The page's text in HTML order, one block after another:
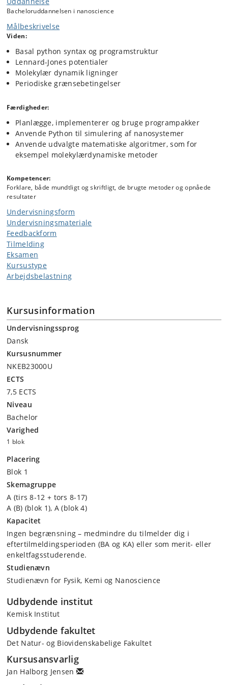
Bacheloruddannelsen i nanoscience
Målbeskrivelse
Viden:
Basal python syntax og programstruktur
Lennard-Jones potentialer
Molekylær dynamik ligninger
Periodiske grænsebetingelser
Færdigheder:
Planlægge, implementerer og bruge programpakker
Anvende Python til simulering af nanosystemer
Anvende udvalgte matematiske algoritmer, som for
eksempel molekylærdynamiske metoder
Kompetencer:
Forklare, både mundtligt og skriftligt, de brugte metoder og opnåede
resultater
Undervisningsform
Undervisningsmateriale
Feedbackform
Tilmelding
Eksamen
Kursustype
Arbejdsbelastning
Kursusinformation
Undervisningssprog
Dansk
Kursusnummer
NKEB23000U
ECTS
7,5 ECTS
Niveau
Bachelor
Varighed
1 blok
Placering
Blok 1
Skemagruppe
A (tirs 8-12 + tors 8-17)
A (B) (blok 1), A (blok 4)
Kapacitet
Ingen begrænsning – medmindre du tilmelder dig i
eftertilmeldingsperioden (BA og KA) eller som merit- eller
enkeltfagsstuderende.
Studienævn
Studienævn for Fysik, Kemi og Nanoscience
Udbydende institut
Kemisk Institut
Udbydende fakultet
Det Natur- og Biovidenskabelige Fakultet
Kursusansvarlig
Jan Halborg Jensen